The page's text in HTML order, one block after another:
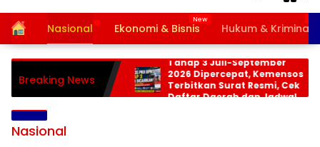
HomeNasional Ekonomi & Bisnis Hukum & Kriminal
Breaking News
Bansos PKH dan BPNT
Tahap 3 Juli-September
2026 Dipercepat, Kemensos
Terbitkan Surat Resmi, Cek
Daftar Daerah dan Jadwal
Nasional